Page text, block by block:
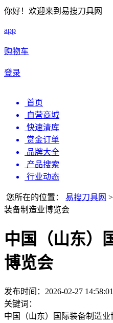
你好！欢迎来到易搜刀具网
app
购物车
登录
首页
自营商城
快速清库
赏金订单
品牌大全
产品搜索
行业动态
您所在的位置： 易搜刀具网 >
装备制造业博览会
中国（山东）
博览会
发布时间：2026-02-27 14:58:01
关键词：
中国（山东）国际装备制造业